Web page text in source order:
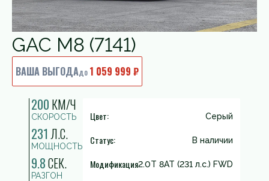
GAC M8 (7141)
ВАША ВЫГОДАдо1 059 999 ₽
200 КМ/Ч
СКОРОСТЬ
231Л.С.
МОЩНОСТЬ
9.8СЕК.
РАЗГОН
Цвет: Серый
Статус: В наличии
Модификация2.0T 8AT (231 л.с.) FWD